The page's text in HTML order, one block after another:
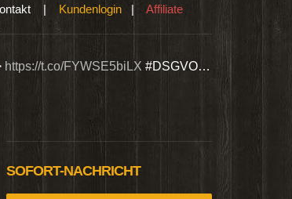
| Kundenlogin| Affiliate
https://t.co/FYWSE5biLX #DSGVO…
Wir bieten
SOFORT-NACHRICHT